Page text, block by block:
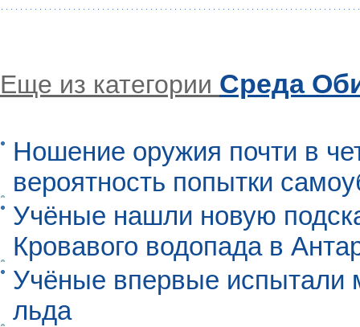
Еще из категории Среда
Ношение оружия почти в
вероятность попытки
Учёные нашли новую
Кровавого водопада в
Учёные впервые испытали
льда